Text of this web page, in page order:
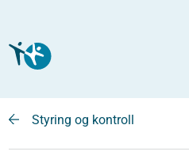
Styring og kontroll